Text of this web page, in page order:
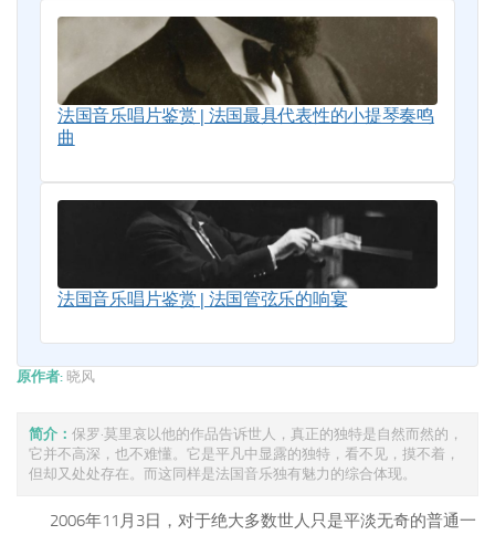
法国音乐唱片鉴赏 | 法国最具代表性的小提琴奏鸣
曲
法国音乐唱片鉴赏 | 法国管弦乐的响宴
原作者: 晓风
简介： 保罗·莫里哀以他的作品告诉世人，真正的独特是自然而然的，
它并不高深，也不难懂。它是平凡中显露的独特，看不见，摸不着，
但却又处处存在。而这同样是法国音乐独有魅力的综合体现。
2006年11月3日，对于绝大多数世人只是平淡无奇的普通一